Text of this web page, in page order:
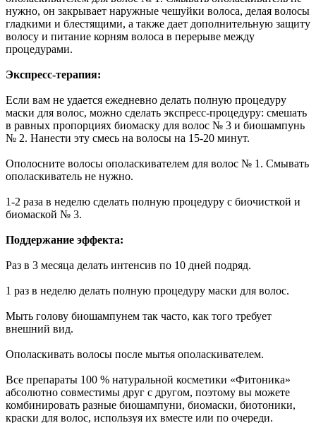
нужно, он закрывает наружные чешуйки волоса, делая волосы
гладкими и блестящими, а также дает дополнительную защиту
волосу и питание корням волоса в перерыве между
процедурами.
Экспресс-терапия:
Если вам не удается ежедневно делать полную процедуру
маски для волос, можно сделать экспресс-процедуру: смешать
в равных пропорциях биомаску для волос № 3 и биошампунь
№ 2. Нанести эту смесь на волосы на 15-20 минут.
Ополосните волосы ополаскивателем для волос № 1. Смывать
ополаскиватель не нужно.
1-2 раза в неделю сделать полную процедуру с биочисткой и
биомаской № 3.
Поддержание эффекта:
Раз в 3 месяца делать интенсив по 10 дней подряд.
1 раз в неделю делать полную процедуру маски для волос.
Мыть голову биошампунем так часто, как того требует
внешний вид.
Ополаскивать волосы после мытья ополаскивателем.
Все препараты 100 % натуральной косметики «Фитоника»
абсолютно совместимы друг с другом, поэтому вы можете
комбинировать разные биошампуни, биомаски, биотоники,
краски для волос, используя их вместе или по очереди.